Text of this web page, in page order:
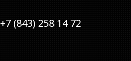
+7 (843) 258 14 72